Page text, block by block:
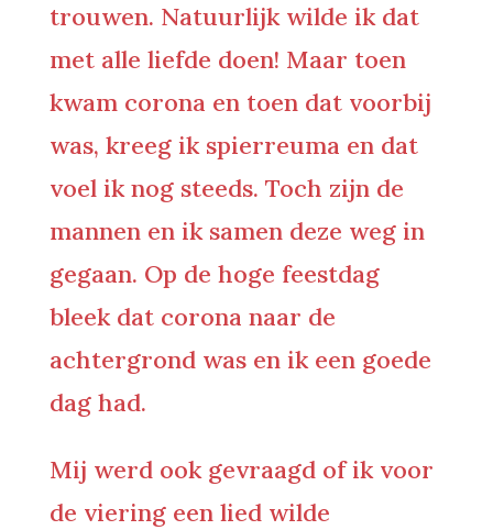
trouwen. Natuurlijk wilde ik dat
met alle liefde doen! Maar toen
kwam corona en toen dat voorbij
was, kreeg ik spierreuma en dat
voel ik nog steeds. Toch zijn de
mannen en ik samen deze weg in
gegaan. Op de hoge feestdag
bleek dat corona naar de
achtergrond was en ik een goede
dag had.
Mij werd ook gevraagd of ik voor
de viering een lied wilde